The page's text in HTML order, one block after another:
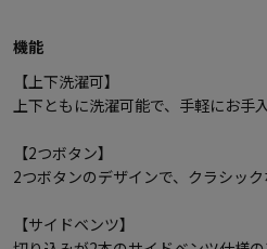
機能
【上下洗濯可】
上下ともに洗濯可能で、手軽にお手
【2つボタン】
2つボタンのデザインで、クラシッ
【サイドベンツ】